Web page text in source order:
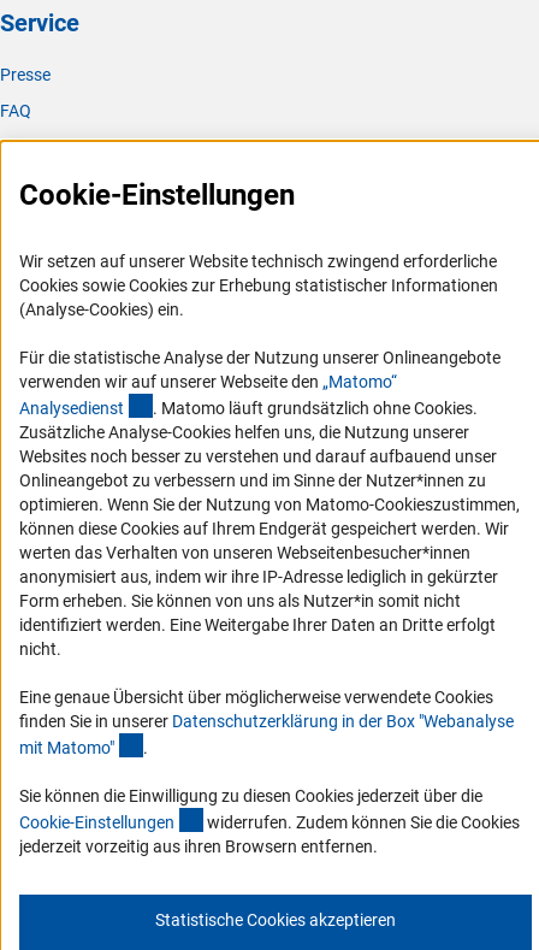
Service
Presse
FAQ
Karriere
Logo und Corporate Design
Compliance
Vergabeverfahren
Service und Informationen für Menschen mit Behinderungen
Erklärung zur Barrierefreiheit
Barriere melden
DFG-aktuell
Erhalten Sie Neuigkeiten aus der DFG direkt in Ihr Mailpostfach oder
schauen Sie sich die Ausgaben online an.
Zum Newsletter
© 2026 DFG
Service
Cookie-Einstellungen
Wir setzen auf unserer Website technisch zwingend erforderliche
Cookies sowie Cookies zur Erhebung statistischer Informationen
(Analyse-Cookies) ein.
Für die statistische Analyse der Nutzung unserer Onlineangebote
verwenden wir auf unserer Webseite den „Matomo“
Analysedienst (externer Link)
. Matomo läuft grundsätzlich ohne Cookies.
Zusätzliche Analyse-Cookies helfen uns, die Nutzung unserer
Websites noch besser zu verstehen und darauf aufbauend unser
Onlineangebot zu verbessern und im Sinne der Nutzer*innen zu
optimieren. Wenn Sie der Nutzung von Matomo-Cookieszustimmen,
können diese Cookies auf Ihrem Endgerät gespeichert werden. Wir
werten das Verhalten von unseren Webseitenbesucher*innen
anonymisiert aus, indem wir ihre IP-Adresse lediglich in gekürzter
Form erheben. Sie können von uns als Nutzer*in somit nicht
identifiziert werden. Eine Weitergabe Ihrer Daten an Dritte erfolgt
nicht.
Eine genaue Übersicht über möglicherweise verwendete Cookies
finden Sie in unserer Datenschutzerklärung in der Box "Webanalyse
mit Matomo" .
Sie können die Einwilligung zu diesen Cookies jederzeit über die
Cookie-Einstellungen (interner Link)
widerrufen. Zudem können Sie die Cookies
jederzeit vorzeitig aus ihren Browsern entfernen.
Statistische Cookies akzeptieren